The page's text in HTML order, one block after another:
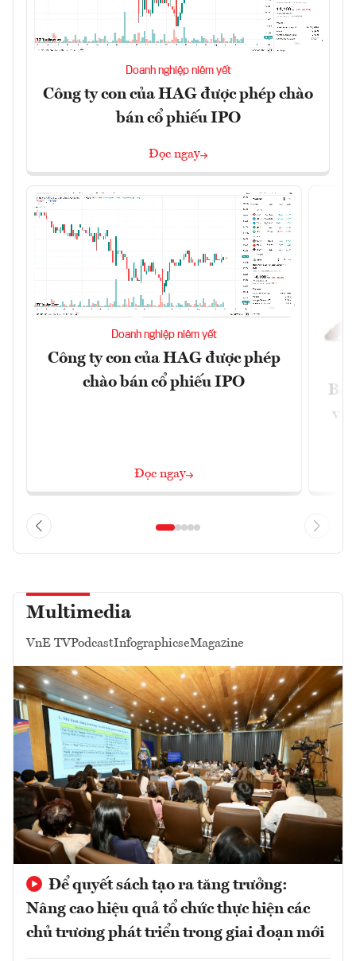
Doanh nghiệp niêm yết
Công ty con của HAG được phép chào
bán cổ phiếu IPO
Đọc ngay
Doanh nghiệp niêm yết
Công ty con của HAG được phép
chào bán cổ phiếu IPO
Đọc ngay
và
Multimedia
VnE TVPodcastInfographicseMagazine
Để quyết sách tạo ra tăng trưởng:
Nâng cao hiệu quả tổ chức thực hiện các
chủ trương phát triển trong giai đoạn mới